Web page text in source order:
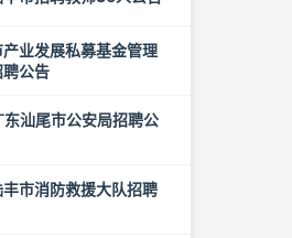
业发展私募基金管理
公告
汕尾市公安局招聘公
市消防救援大队招聘